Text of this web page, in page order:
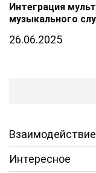
Интеграция
музыкального
26.06.2025
Интересное